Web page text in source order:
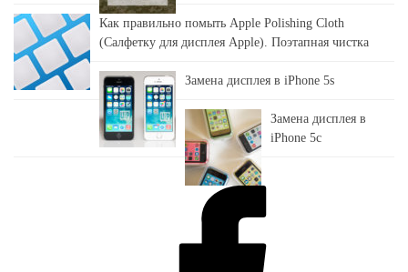
Как правильно помыть Apple Polishing Cloth
(Салфетку для дисплея Apple). Поэтапная чистка
Замена дисплея в iPhone 5s
Замена дисплея в
iPhone 5c